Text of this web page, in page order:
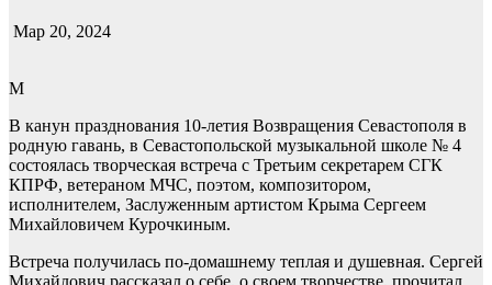
Мар 20, 2024
М
В канун празднования 10-летия Возвращения Севастополя в
родную гавань, в Севастопольской музыкальной школе № 4
состоялась творческая встреча с Третьим секретарем СГК
КПРФ, ветераном МЧС, поэтом, композитором,
исполнителем, Заслуженным артистом Крыма Сергеем
Михайловичем Курочкиным.
Встреча получилась по-домашнему теплая и душевная. Сергей